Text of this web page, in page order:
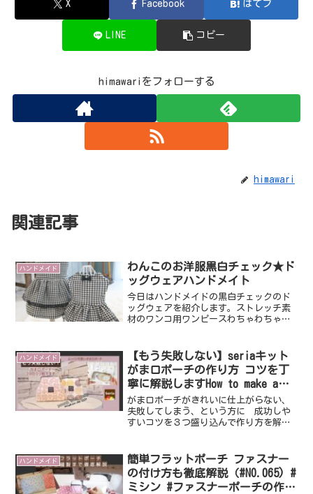
X Facebook はてブ
LINE コピー
himawariをフォローする
himawari
関連記事
ハンドメイド
わんこのお洋服黒白チェック★ド
ッグウェアハンドメイト
今日はハンドメイドの黒白チェックのド
ッグウェアを紹介します。ストレッチ素
材のワンコ用ワンピースわちゃわちゃ感
いです～夏向き素材ですが、さすがに今
は暑すぎるので外には連れ出...
ハンドメイド
【もう失敗しない】seriaキット
がま口ポーチの作り方 コツを丁
寧に解説しますHow to make a
poach with a clasp .（Film
007）
がま口ポーチがきれいに仕上がらない、
失敗してしまう、という方に 成功しや
すいコツを３つ盛り込んで作り方を解説
が、少しでも参考になれば幸いです。ゆ
っくり丁寧に解説していま...
ハンドメイド
簡単フラットポーチ ファスナー
の付け方も徹底解説（#NO.065) #
ミシン #ファスナーポーチの作り